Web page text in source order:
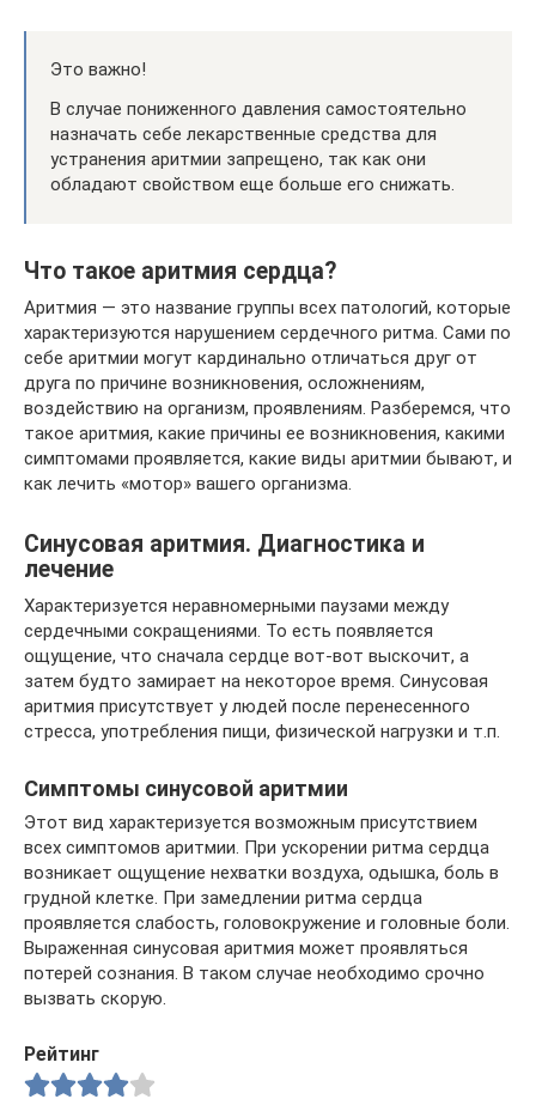
Это важно!
В случае пониженного давления самостоятельно
назначать себе лекарственные средства для
устранения аритмии запрещено, так как они
обладают свойством еще больше его снижать.
Что такое аритмия сердца?
Аритмия — это название группы всех патологий, которые
характеризуются нарушением сердечного ритма. Сами по
себе аритмии могут кардинально отличаться друг от
друга по причине возникновения, осложнениям,
воздействию на организм, проявлениям. Разберемся, что
такое аритмия, какие причины ее возникновения, какими
симптомами проявляется, какие виды аритмии бывают, и
как лечить «мотор» вашего организма.
Синусовая аритмия. Диагностика и
лечение
Характеризуется неравномерными паузами между
сердечными сокращениями. То есть появляется
ощущение, что сначала сердце вот-вот выскочит, а
затем будто замирает на некоторое время. Синусовая
аритмия присутствует у людей после перенесенного
стресса, употребления пищи, физической нагрузки и т.п.
Симптомы синусовой аритмии
Этот вид характеризуется возможным присутствием
всех симптомов аритмии. При ускорении ритма сердца
возникает ощущение нехватки воздуха, одышка, боль в
грудной клетке. При замедлении ритма сердца
проявляется слабость, головокружение и головные боли.
Выраженная синусовая аритмия может проявляться
потерей сознания. В таком случае необходимо срочно
вызвать скорую.
Рейтинг